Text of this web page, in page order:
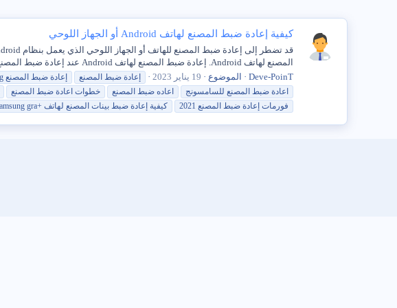
كيفية إعادة ضبط المصنع لهاتف Android أو الجهاز اللوحي
المصنع لهاتف Android. إعادة ضبط المصنع لهاتف Android عند إعادة ضبط المصنع لهاتف Android أو الجهاز...
Deve-PoinT
الموضوع 19 يناير 2023 إعادة ضبط المصنع إعادة ضبط المصنع
اعادة ضبط المصنع للسامسونج اعاده ضبط المصنع خطوات اعادة ضبط المصنع
فورمات إعادة ضبط المصنع كيفية إعادة ضبط بينات المصنع لهاتف +samsung gra